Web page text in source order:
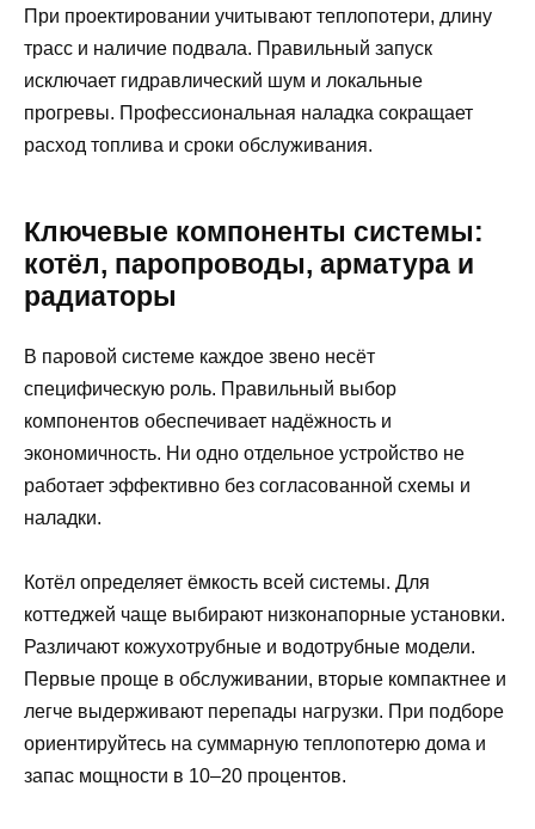
При проектировании учитывают теплопотери, длину
трасс и наличие подвала. Правильный запуск
исключает гидравлический шум и локальные
прогревы. Профессиональная наладка сокращает
расход топлива и сроки обслуживания.
Ключевые компоненты системы:
котёл, паропроводы, арматура и
радиаторы
В паровой системе каждое звено несёт
специфическую роль. Правильный выбор
компонентов обеспечивает надёжность и
экономичность. Ни одно отдельное устройство не
работает эффективно без согласованной схемы и
наладки.
Котёл определяет ёмкость всей системы. Для
коттеджей чаще выбирают низконапорные установки.
Различают кожухотрубные и водотрубные модели.
Первые проще в обслуживании, вторые компактнее и
легче выдерживают перепады нагрузки. При подборе
ориентируйтесь на суммарную теплопотерю дома и
запас мощности в 10–20 процентов.